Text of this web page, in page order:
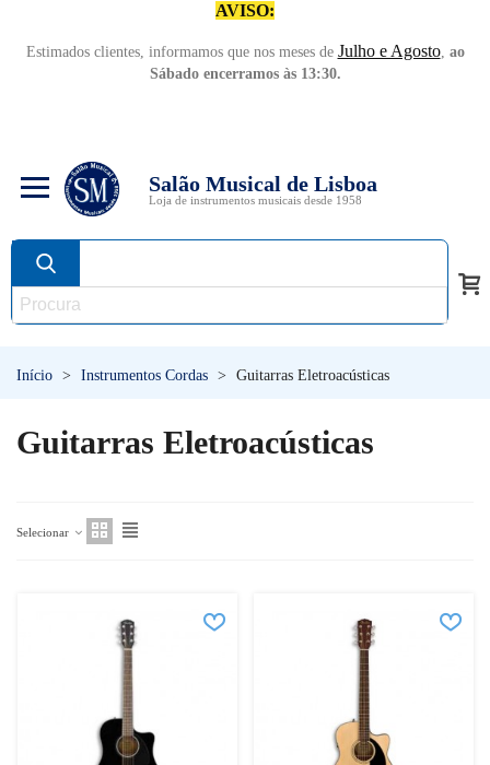
AVISO:
Estimados clientes, informamos que nos meses de Julho e Agosto, ao
Sábado encerramos às 13:30.
Salão Musical de Lisboa
Loja de instrumentos musicais desde 1958
Início > Instrumentos Cordas > Guitarras Eletroacústicas
Guitarras Eletroacústicas
Selecionar